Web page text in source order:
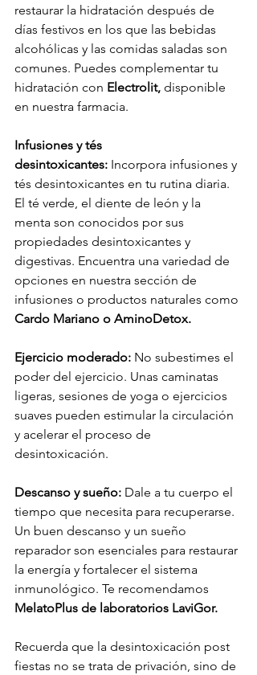
restaurar la hidratación después de
días festivos en los que las bebidas
alcohólicas y las comidas saladas son
comunes. Puedes complementar tu
hidratación con Electrolit, disponible
en nuestra farmacia.
Infusiones y tés
desintoxicantes: Incorpora infusiones y
tés desintoxicantes en tu rutina diaria.
El té verde, el diente de león y la
menta son conocidos por sus
propiedades desintoxicantes y
digestivas. Encuentra una variedad de
opciones en nuestra sección de
infusiones o productos naturales como
Cardo Mariano o AminoDetox.
Ejercicio moderado: No subestimes el
poder del ejercicio. Unas caminatas
ligeras, sesiones de yoga o ejercicios
suaves pueden estimular la circulación
y acelerar el proceso de
desintoxicación.
Descanso y sueño: Dale a tu cuerpo el
tiempo que necesita para recuperarse.
Un buen descanso y un sueño
reparador son esenciales para restaurar
la energía y fortalecer el sistema
inmunológico. Te recomendamos
MelatoPlus de laboratorios LaviGor.
Recuerda que la desintoxicación post
fiestas no se trata de privación, sino de